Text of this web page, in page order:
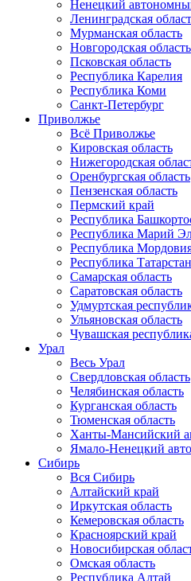
Ненецкий
Ленинградская
Мурманская область
Новгородская область
Псковская область
Республика Карелия
Республика Коми
Санкт-Петербург
Приволжье
Всё Приволжье
Кировская область
Нижегородская
Оренбургская область
Пензенская область
Пермский край
Республика
Республика Марий
Республика
Республика Татарстан
Самарская область
Саратовская область
Удмуртская
Ульяновская область
Чувашская
Урал
Весь Урал
Свердловская область
Челябинская область
Курганская область
Тюменская область
Ханты-Мансийский
Ямало-Ненецкий
Сибирь
Вся Сибирь
Алтайский край
Иркутская область
Кемеровская область
Красноярский край
Новосибирская
Омская область
Республика Алтай